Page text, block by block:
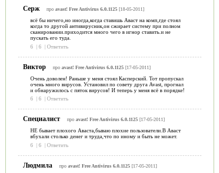
Серж про avast! Free Antivirus 6.0.1125[18-05-2011]
всё бы ничего,но иногда,когда ставишь Аваст на комп,где стоял
когда то другой антивирусник,он сжирает систему при полном
сканировании.приходится много чего в игнор ставить.и не
пускать его туда.
6
| 6 | Ответить
Виктор про avast! Free Antivirus 6.0.1125[17-05-2011]
Очень доволен! Раньше у меня стоял Касперский. Тот пропускал
очень много вирусов. Установил по совету друга Avast, прогнал
и обнаружилось с пяток вирусов! И теперь у меня всё в порядке!
6
| 6 | Ответить
Специалист про avast! Free Antivirus 6.0.1125[17-05-2011]
НЕ бывает плохого Аваста,бываю плохие пользователи.В Аваст
вбухали столько денег и труда,что по иному и быть не может.
6
| 6 | Ответить
Людмила про avast! Free Antivirus 6.0.1125[17-05-2011]